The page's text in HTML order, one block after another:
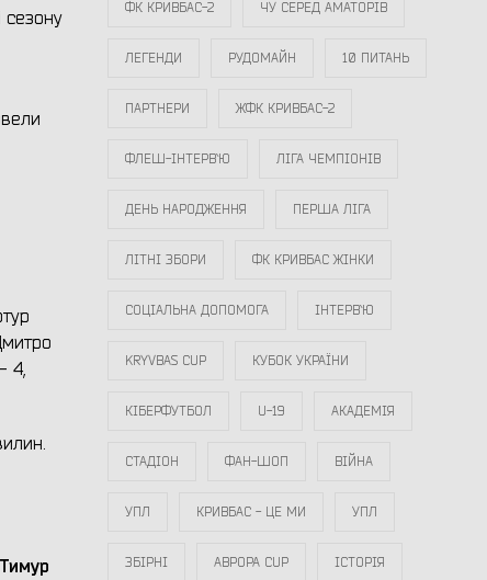
сезону
4,
ФК КРИВБАС-2 ЧУ СЕРЕД АМАТОРІВ
ЛЕГЕНДИ РУДОМАЙН 10 ПИТАНЬ
ПАРТНЕРИ ЖФК КРИВБАС-2
ФЛЕШ-ІНТЕРВ`Ю ЛІГА ЧЕМПІОНІВ
ДЕНЬ НАРОДЖЕННЯ ПЕРША ЛІГА
ЛІТНІ ЗБОРИ ФК КРИВБАС ЖІНКИ
СОЦІАЛЬНА ДОПОМОГА ІНТЕРВ`Ю
KRYVBAS CUP КУБОК УКРАЇНИ
КІБЕРФУТБОЛ U-19 АКАДЕМІЯ
СТАДІОН ФАН-ШОП ВІЙНА
УПЛ КРИВБАС - ЦЕ МИ УПЛ
ЗБІРНІ АВРОРА CUP ІСТОРІЯ